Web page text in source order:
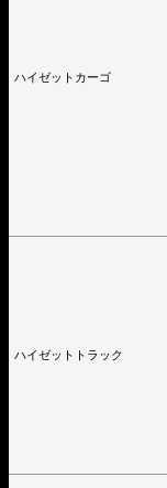
ハイゼットカーゴ
ハイゼットトラック